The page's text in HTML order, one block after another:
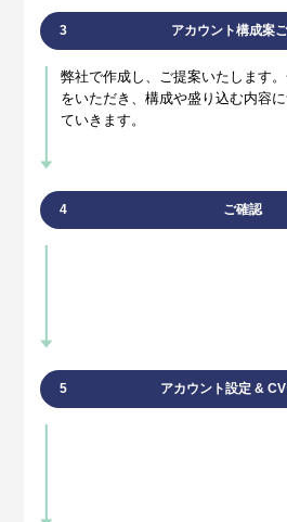
3 アカウント構成案
弊社で作成し、ご提案いたします
をいただき、構成や盛り込む内容
ていきます。
4 ご確認
5 アカウント設定 &